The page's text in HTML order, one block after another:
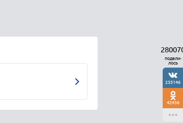
подели-
лось
235146
42436